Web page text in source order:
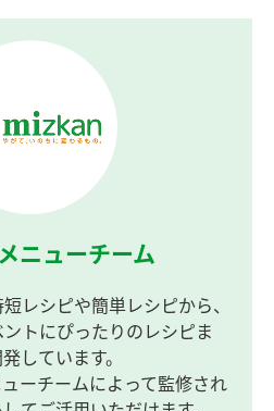
ニューチーム
レシピや簡単レシピから、
トにぴったりのレシピま
しています。
ーチームによって監修され